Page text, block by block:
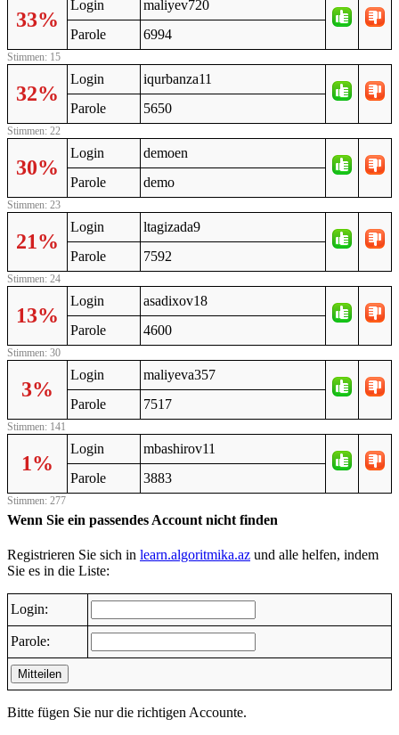
33%
Login
maliyev720
Parole
6994
Stimmen: 15
32%
Login
iqurbanza11
Parole
5650
Stimmen: 22
30%
Login
demoen
Parole
demo
Stimmen: 23
21%
Login
ltagizada9
Parole
7592
Stimmen: 24
13%
Login
asadixov18
Parole
4600
Stimmen: 30
3%
Login
maliyeva357
Parole
7517
Stimmen: 141
1%
Login
mbashirov11
Parole
3883
Stimmen: 277
Wenn Sie ein passendes Account nicht finden
Registrieren Sie sich in learn.algoritmika.az und alle helfen, indem
Sie es in die Liste:
Login:
Parole:
Mitteilen
Bitte fügen Sie nur die richtigen Accounte.